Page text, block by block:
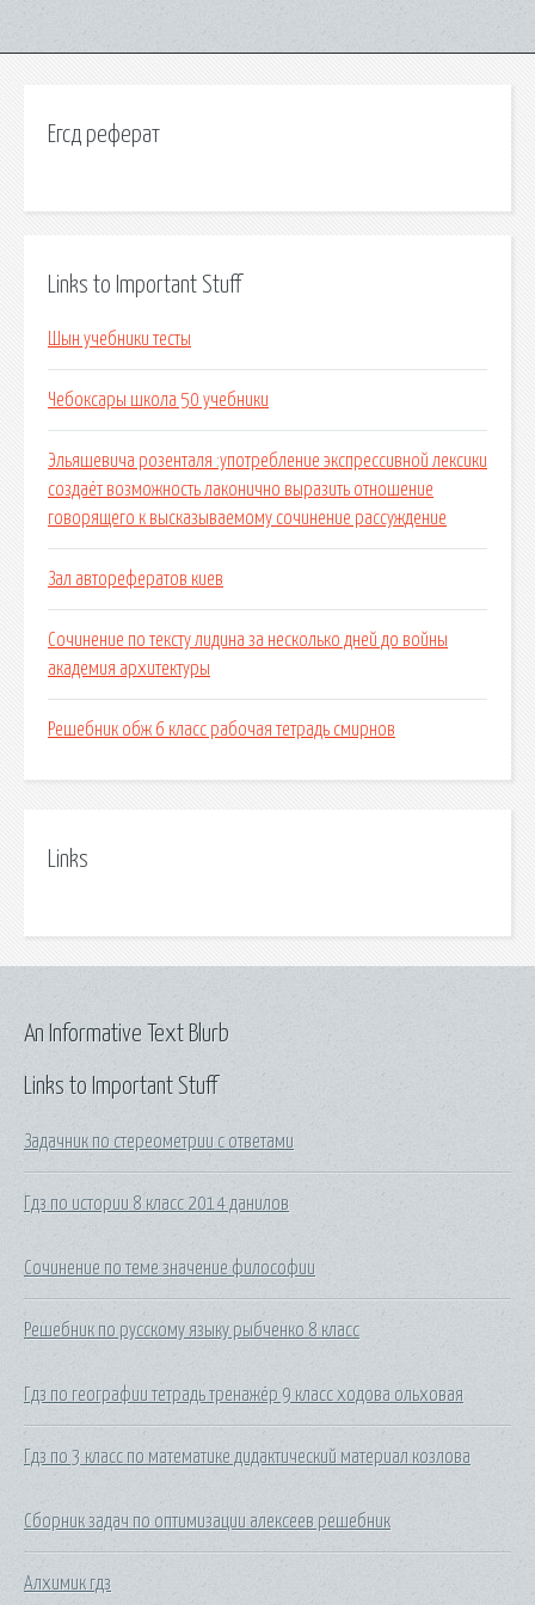
Егсд реферат
Links to Important Stuff
Шын учебники тесты
Чебоксары школа 50 учебники
Эльяшевича розенталя :употребление экспрессивной лексики
создаёт возможность лаконично выразить отношение
говорящего к высказываемому сочинение рассуждение
Зал авторефератов киев
Сочинение по тексту лидина за несколько дней до войны
академия архитектуры
Решебник обж 6 класс рабочая тетрадь смирнов
Links
Links to Important Stuff
Задачник по стереометрии с ответами
Гдз по истории 8 класс 2014 данилов
Сочинение по теме значение философии
Решебник по русскому языку рыбченко 8 класс
Гдз по географии тетрадь тренажёр 9 класс ходова ольховая
Гдз по 3 класс по математике дидактический материал козлова
Сборник задач по оптимизации алексеев решебник
Алхимик гдз
An Informative Text Blurb